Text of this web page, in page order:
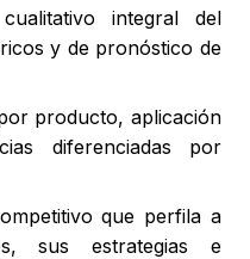
integral del
y de pronóstico de
producto, aplicación
diferenciadas por
que perfila a
sus estrategias e